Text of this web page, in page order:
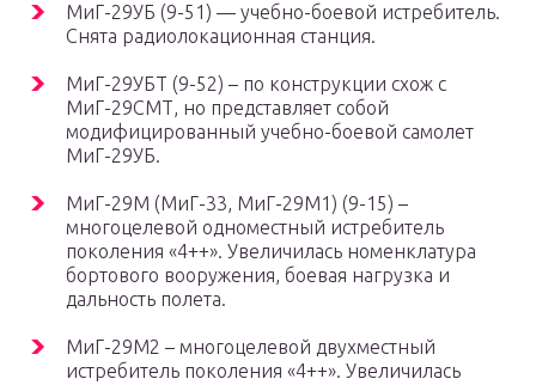
МиГ-29УБ (9-51) — учебно-боевой истребитель.
Снята радиолокационная станция.
МиГ-29УБТ (9-52) – по конструкции схож с
МиГ-29СМТ, но представляет собой
модифицированный учебно-боевой самолет
МиГ-29УБ.
МиГ-29М (МиГ-33, МиГ-29М1) (9-15) –
многоцелевой одноместный истребитель
поколения «4++». Увеличилась номенклатура
бортового вооружения, боевая нагрузка и
дальность полета.
МиГ-29М2 – многоцелевой двухместный
истребитель поколения «4++». Увеличилась